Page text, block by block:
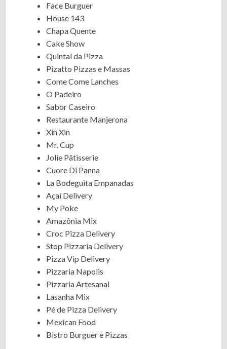
Face Burguer
House 143
Chapa Quente
Cake Show
Quintal da Pizza
Pizatto Pizzas e Massas
Come Come Lanches
O Padeiro
Sabor Caseiro
Restaurante Manjerona
Xin Xin
Mr. Cup
Jolie Pâtisserie
Cuore Di Panna
La Bodeguita Empanadas
Açaí Delivery
My Poke
Amazônia Mix
Croc Pizza Delivery
Stop Pizzaria Delivery
Pizza Vip Delivery
Pizzaria Napolis
Pizzaria Artesanal
Lasanha Mix
Pé de Pizza Delivery
Mexican Food
Bistro Burguer e Pizzas